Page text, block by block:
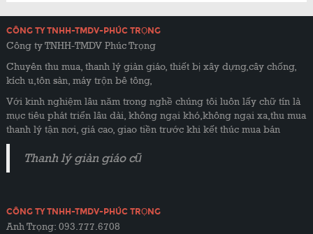
CÔNG TY TNHH-TMDV-PHÚC TRỌNG
Công ty TNHH-TMDV Phúc Trọng
Chuyên thu mua, thanh lý giàn giáo, thiết bị xây dựng,cây chống,
kích u,tôn sàn, máy trộn bê tông,
Với kinh nghiệm lâu năm trong nghề chúng tôi luôn lấy chữ tín là
mục tiêu phát triển lâu dài, không ngại khó,không ngại xa,thu mua
thanh lý tận nơi, giá cao, giao tiền trước khi kết thúc mua bán
Thanh lý giàn giáo cũ
CÔNG TY TNHH-TMDV-PHÚC TRỌNG
Anh Trọng: 093.777.6708